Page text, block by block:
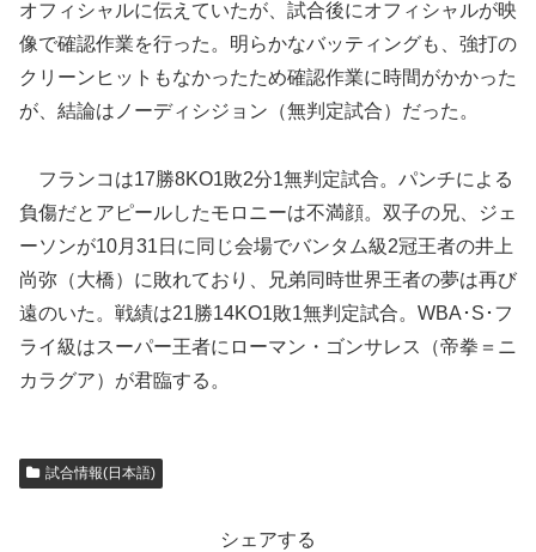
オフィシャルに伝えていたが、試合後にオフィシャルが映
像で確認作業を行った。明らかなバッティングも、強打の
クリーンヒットもなかったため確認作業に時間がかかった
が、結論はノーディシジョン（無判定試合）だった。
フランコは17勝8KO1敗2分1無判定試合。パンチによる
負傷だとアピールしたモロニーは不満顔。双子の兄、ジェ
ーソンが10月31日に同じ会場でバンタム級2冠王者の井上
尚弥（大橋）に敗れており、兄弟同時世界王者の夢は再び
遠のいた。戦績は21勝14KO1敗1無判定試合。WBA･S･フ
ライ級はスーパー王者にローマン・ゴンサレス（帝拳＝ニ
カラグア）が君臨する。
試合情報(日本語)
シェアする